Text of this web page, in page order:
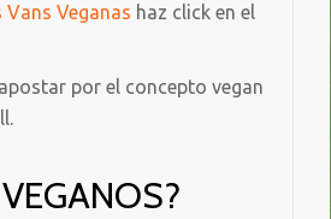
Vans Veganas haz click en el
por el concepto vegan